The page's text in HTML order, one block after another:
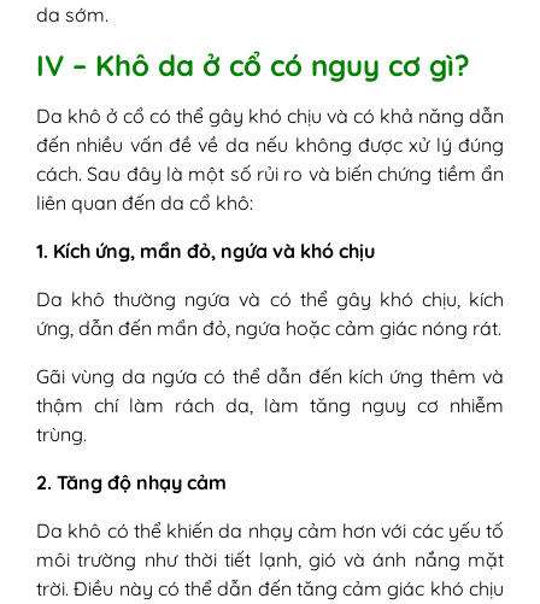
da sớm.
IV – Khô da ở cổ có nguy cơ gì?
Da khô ở cổ có thể gây khó chịu và có khả năng dẫn
đến nhiều vấn đề về da nếu không được xử lý đúng
cách. Sau đây là một số rủi ro và biến chứng tiềm ẩn
liên quan đến da cổ khô:
1. Kích ứng, mẩn đỏ, ngứa và khó chịu
Da khô thường ngứa và có thể gây khó chịu, kích
ứng, dẫn đến mẩn đỏ, ngứa hoặc cảm giác nóng rát.
Gãi vùng da ngứa có thể dẫn đến kích ứng thêm và
thậm chí làm rách da, làm tăng nguy cơ nhiễm
trùng.
2. Tăng độ nhạy cảm
Da khô có thể khiến da nhạy cảm hơn với các yếu tố
môi trường như thời tiết lạnh, gió và ánh nắng mặt
trời. Điều này có thể dẫn đến tăng cảm giác khó chịu